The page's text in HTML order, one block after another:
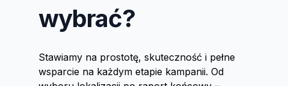
wybrać?
Stawiamy na prostotę, skuteczność i pełne
wsparcie na każdym etapie kampanii. Od